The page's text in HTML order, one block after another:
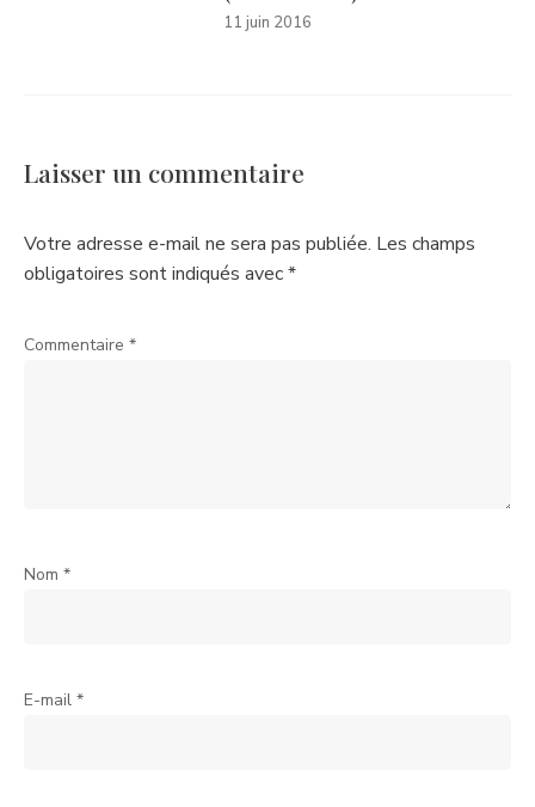
11 juin 2016
Laisser un commentaire
Votre adresse e-mail ne sera pas publiée. Les champs
obligatoires sont indiqués avec*
Commentaire *
Nom *
E-mail *